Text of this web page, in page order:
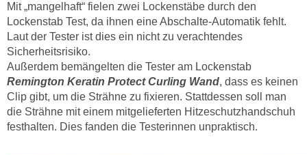
Mit „mangelhaft“ fielen zwei Lockenstäbe durch den
Lockenstab Test, da ihnen eine Abschalte-Automatik fehlt.
Laut der Tester ist dies ein nicht zu verachtendes
Sicherheitsrisiko.
Außerdem bemängelten die Tester am Lockenstab
Remington Keratin Protect Curling Wand, dass es keinen
Clip gibt, um die Strähne zu fixieren. Stattdessen soll man
die Strähne mit einem mitgelieferten Hitzeschutzhandschuh
festhalten. Dies fanden die Testerinnen unpraktisch.